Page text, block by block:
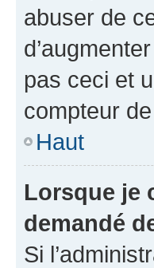
abuser de
pas ceci et
compteur
Haut
Lorsque je
demandé
Si